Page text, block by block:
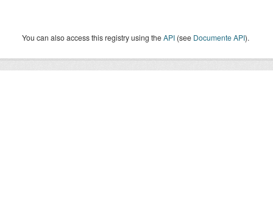
You can also access this registry using theAPI (see Documente API).